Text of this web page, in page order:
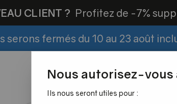
CLIENT ? Profitez de -7%
serons fermés du 10 au 23 août
Nous autorisez-vous
Ils nous seront utiles pour :